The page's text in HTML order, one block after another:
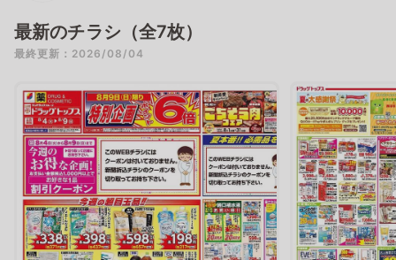
最新のチラシ（全7枚）
最終更新：2026/08/04